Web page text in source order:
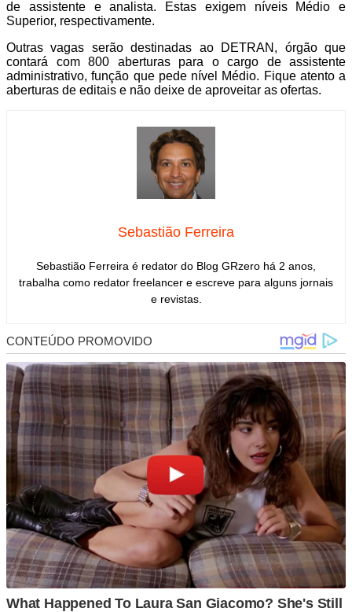
de assistente e analista. Estas exigem níveis Médio e
Superior, respectivamente.
Outras vagas serão destinadas ao DETRAN, órgão que
contará com 800 aberturas para o cargo de assistente
administrativo, função que pede nível Médio. Fique atento a
aberturas de editais e não deixe de aproveitar as ofertas.
Sebastião Ferreira
Sebastião Ferreira é redator do Blog GRzero há 2 anos,
trabalha como redator freelancer e escreve para alguns jornais
e revistas.